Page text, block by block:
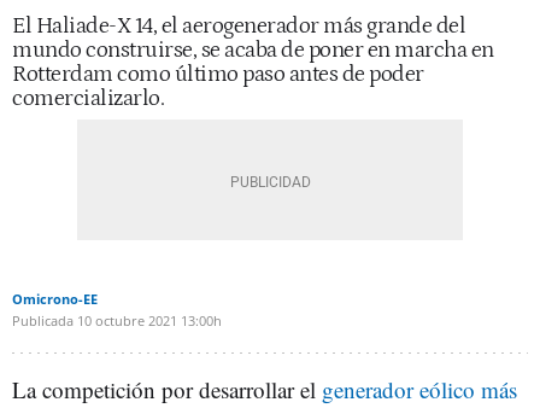
El Haliade-X 14, el aerogenerador más grande del
mundo construirse, se acaba de poner en marcha en
Rotterdam como último paso antes de poder
comercializarlo.
Omicrono-EE
Publicada 10 octubre 2021 13:00h
La competición por desarrollar el generador eólico más